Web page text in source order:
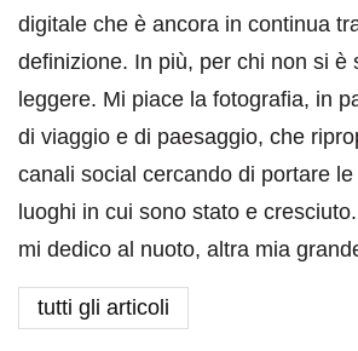
digitale che è ancora in continua
definizione. In più, per chi non si è
leggere. Mi piace la fotografia, in
di viaggio e di paesaggio, che
canali social cercando di portare
luoghi in cui sono stato e
mi dedico al nuoto, altra mia
tutti gli articoli